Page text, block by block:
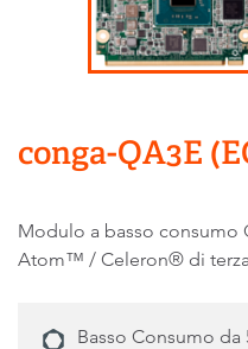
conga-QA3E
Modulo a basso
Atom™ / Celeron® di
Basso Consumo da